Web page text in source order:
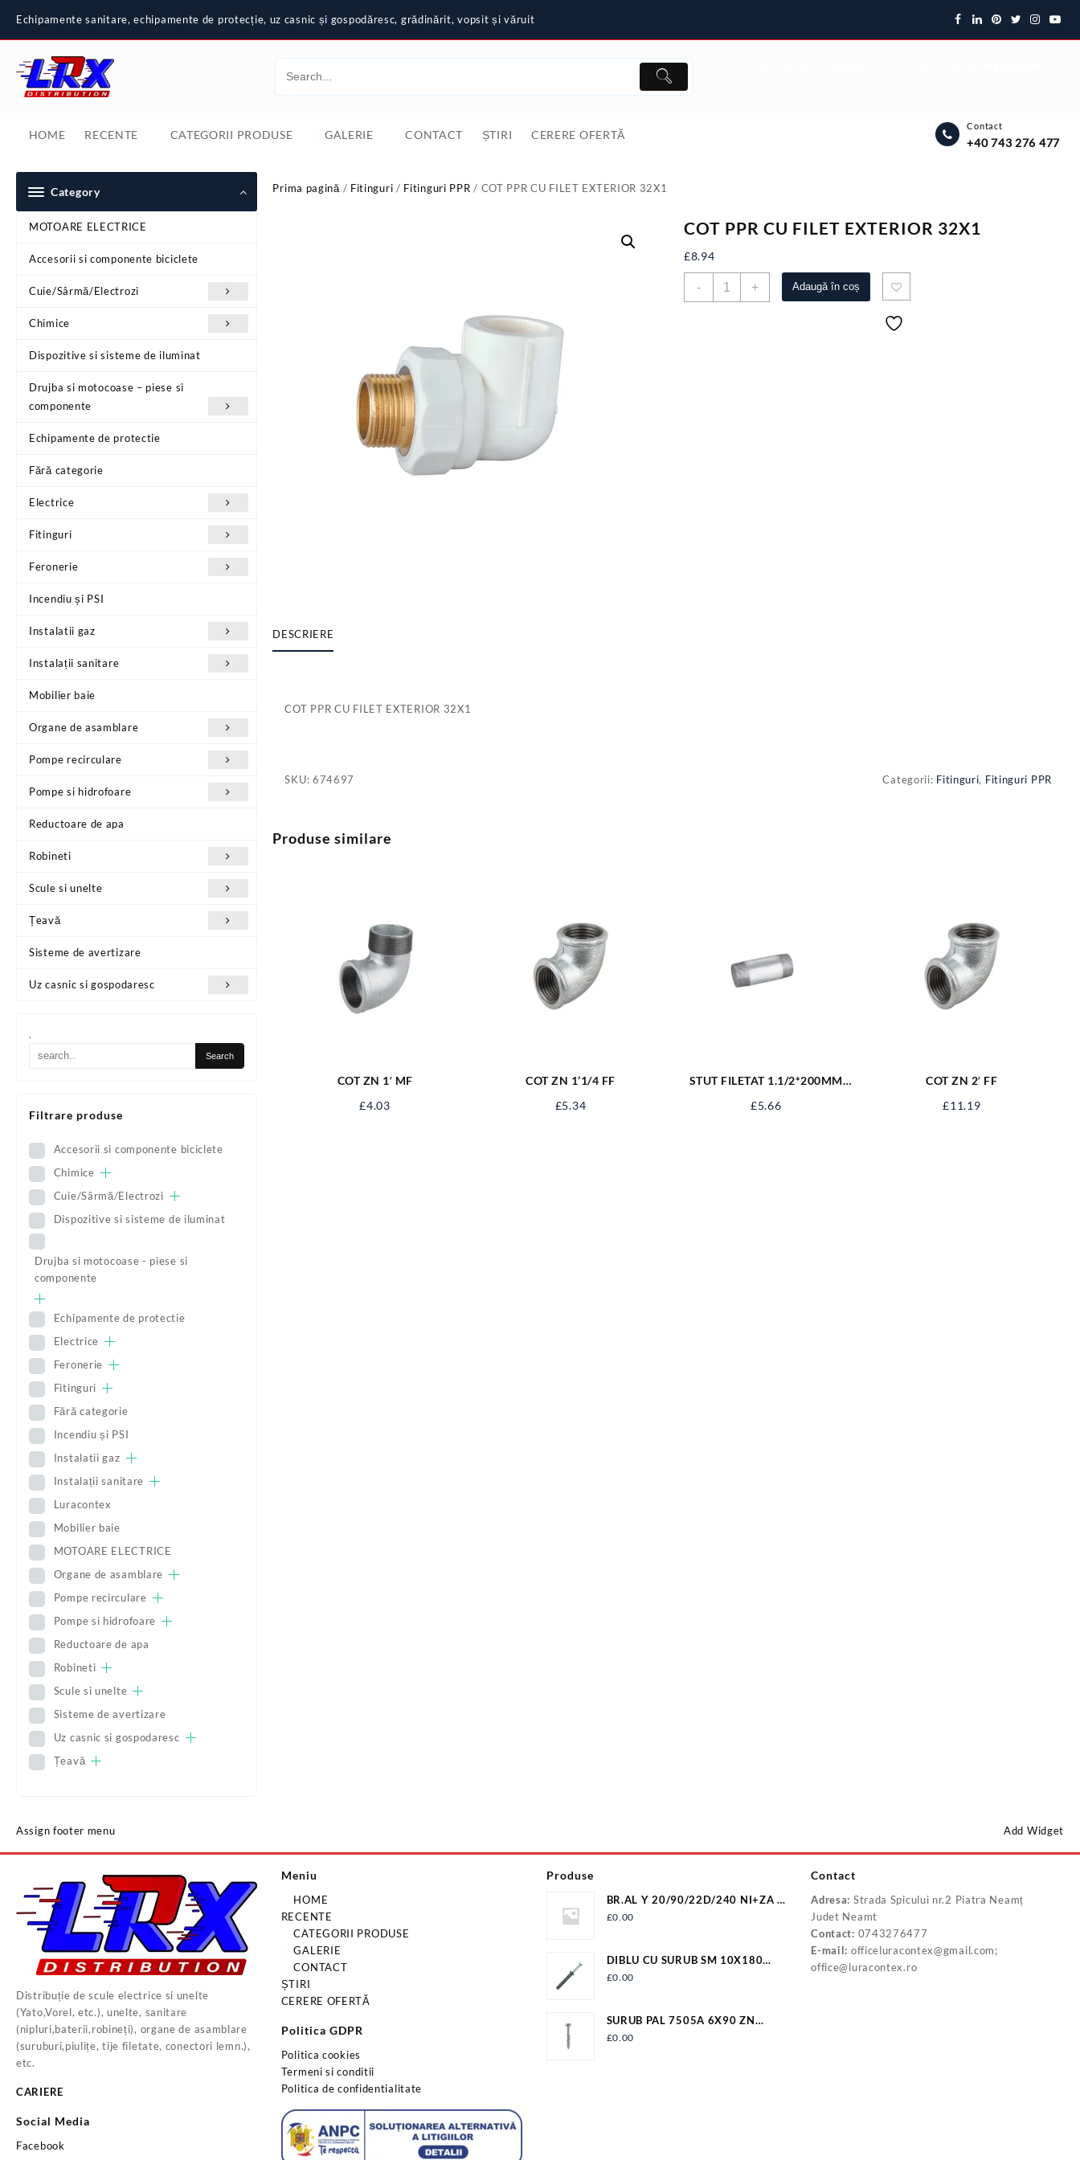
content
Echipamente sanitare, echipamente de protecție, uz casnic și gospodăresc, grădinărit, vopsit și văruit
HOME RECENTE CATEGORII PRODUSE GALERIE CONTACT ȘTIRI CERERE OFERTĂ
Contact
+40 743 276 477
Category
MOTOARE ELECTRICE
Accesorii si componente biciclete
Cuie/Sârmă/Electrozi
Chimice
Dispozitive si sisteme de iluminat
Drujba si motocoase – piese si
componente
Echipamente de protectie
Fără categorie
Electrice
Fitinguri
Feronerie
Incendiu și PSI
Instalatii gaz
Instalații sanitare
Mobilier baie
Organe de asamblare
Pompe recirculare
Pompe si hidrofoare
Reductoare de apa
Robineti
Scule si unelte
Țeavă
Sisteme de avertizare
Uz casnic si gospodaresc
.
Filtrare produse
Accesorii si componente biciclete
Chimice
Cuie/Sârmă/Electrozi
Dispozitive si sisteme de iluminat
Drujba si motocoase - piese si
componente
Echipamente de protectie
Electrice
Feronerie
Fitinguri
Fără categorie
Incendiu și PSI
Instalatii gaz
Instalații sanitare
Luracontex
Mobilier baie
MOTOARE ELECTRICE
Organe de asamblare
Pompe recirculare
Pompe si hidrofoare
Reductoare de apa
Robineti
Scule si unelte
Sisteme de avertizare
Uz casnic si gospodaresc
Țeavă
Prima pagină / Fitinguri / Fitinguri PPR / COT PPR CU FILET EXTERIOR 32X1
COT PPR CU FILET EXTERIOR 32X1
£8.94
-
Cantitate+ Adaugă în coș
DESCRIERE
COT PPR CU FILET EXTERIOR 32X1
SKU: 674697 Categorii: Fitinguri, Fitinguri PPR
Produse similare
COT ZN 1′ MF
£4.03
COT ZN 1’1/4 FF
£5.34
STUT FILETAT 1.1/2*200MM
£5.66
COT ZN 2′ FF
£11.19
Assign footer menu Add Widget
Distribuție de scule electrice si unelte
(Yato,Vorel, etc.), unelte, sanitare
(nipluri,baterii,robineți), organe de asamblare
(suruburi,piulițe, tije filetate, conectori lemn.),
etc.
CARIERE
Social Media
Facebook
Meniu
HOME
RECENTE
CATEGORII PRODUSE
GALERIE
CONTACT
ȘTIRI
CERERE OFERTĂ
Politica GDPR
Politica cookies
Termeni si conditii
Politica de confidentialitate
Produse
BR.AL Y 20/90/22D/240 NI+ZA F
ER+T22 (I10)
£0.00
DIBLU CU SURUB SM 10X180
EVP336-10180
£0.00
SURUB PAL 7505A 6X90 ZN
FIL.PARTIAL PAL6X90
£0.00
Contact
Adresa: Strada Spicului nr.2 Piatra Neamț
Judet Neamt
Contact: 0743276477
E-mail: officeluracontex@gmail.com;
office@luracontex.ro